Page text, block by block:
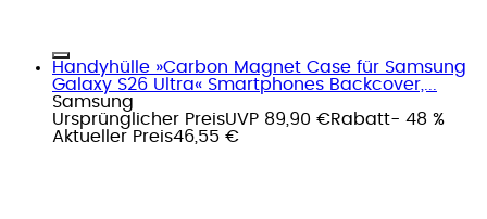
Handyhülle »Carbon Magnet Case für Samsung
Galaxy S26 Ultra« Smartphones Backcover,...
Samsung
Ursprünglicher PreisUVP 89,90 €Rabatt- 48 %
Aktueller Preis46,55 €